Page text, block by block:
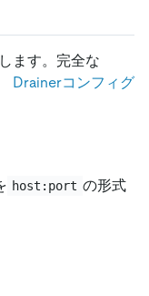
ます。完全な
Drainerコンフィグ
host:port の形式